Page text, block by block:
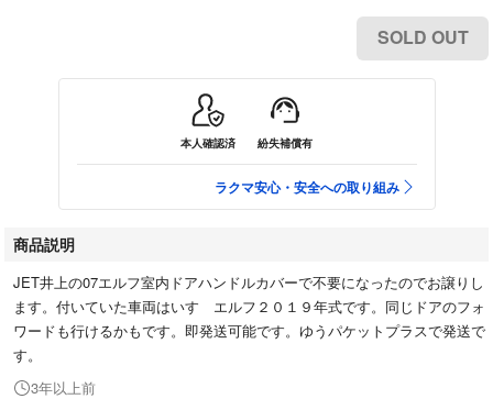
SOLD OUT
本人確認済 紛失補償有
ラクマ安心・安全への取り組み
商品説明
JET井上の07エルフ室内ドアハンドルカバーで不要になったのでお譲りし
ます。付いていた車両はいすゞエルフ２０１９年式です。同じドアのフォ
ワードも行けるかもです。即発送可能です。ゆうパケットプラスで発送で
す。
3年以上前